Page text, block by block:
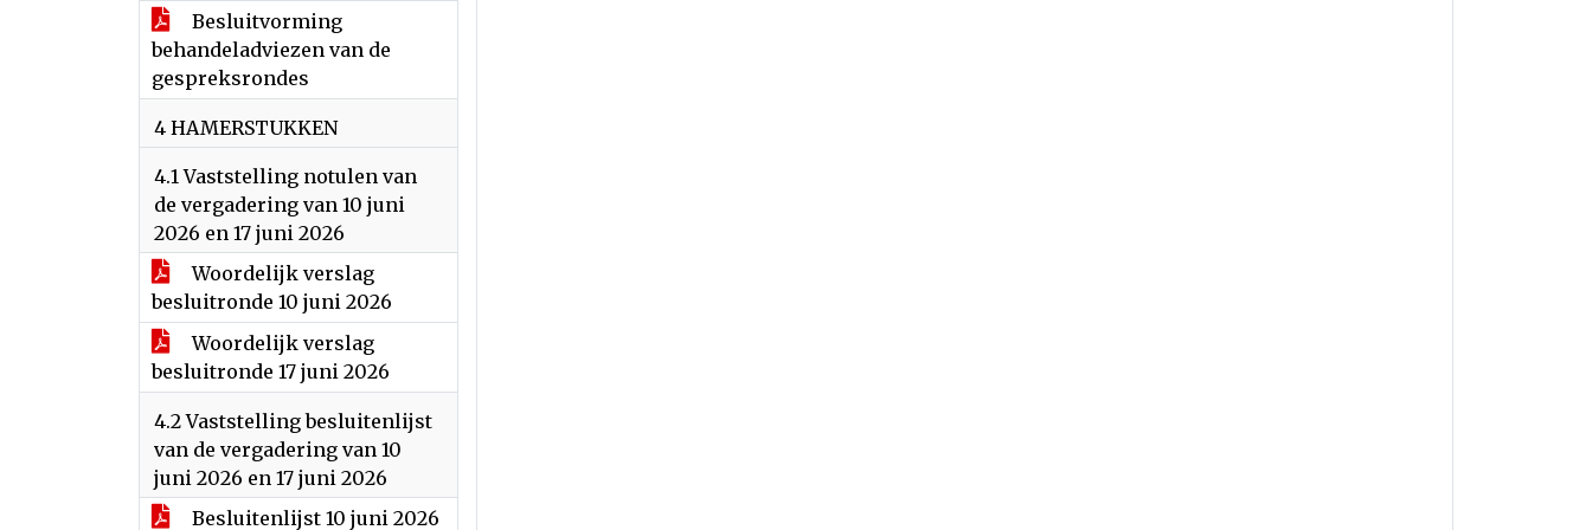
Besluitvorming
behandeladviezen van de
gespreksrondes
4 HAMERSTUKKEN
4.1 Vaststelling notulen van
de vergadering van 10 juni
2026 en 17 juni 2026
Woordelijk verslag
besluitronde 10 juni 2026
Woordelijk verslag
besluitronde 17 juni 2026
4.2 Vaststelling besluitenlijst
van de vergadering van 10
juni 2026 en 17 juni 2026
Besluitenlijst 10 juni 2026